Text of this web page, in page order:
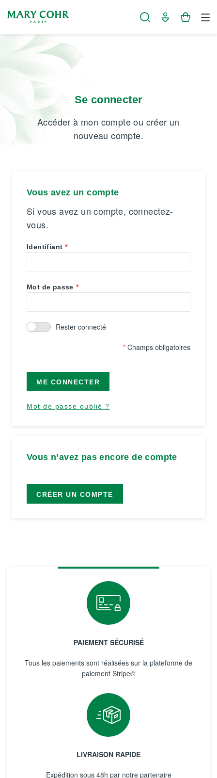
Se connecter
Accéder à mon compte ou créer un
nouveau compte.
Vous avez un compte
Si vous avez un compte, connectez-
vous.
Identifiant
Mot de passe
Rester connecté
* Champs obligatoires
ME CONNECTER
Mot de passe oublié ?
Vous n’avez pas encore de compte
CRÉER UN COMPTE
PAIEMENT SÉCURISÉ
Tous les paiements sont réalisées sur la plateforme de
paiement Stripe©
LIVRAISON RAPIDE
Expédition sous 48h par notre partenaire